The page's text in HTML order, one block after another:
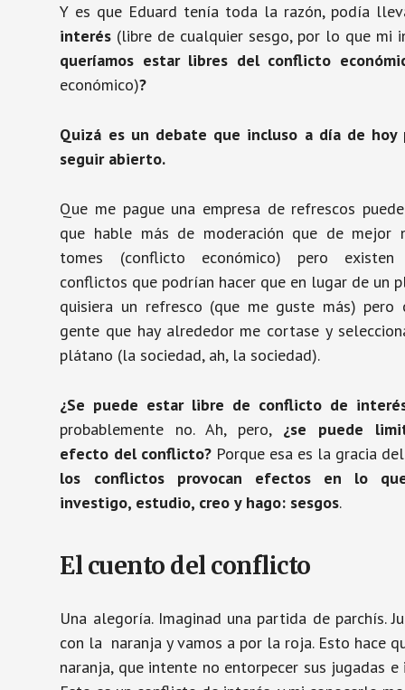
Y es que Eduard tenía toda la razón, podía
interés (libre de cualquier sesgo, por lo que mi
queríamos estar libres del conflicto
económico)?
Quizá es un debate que incluso a día de hoy
seguir abierto.
Que me pague una empresa de refrescos
que hable más de moderación que de mejor
tomes (conflicto económico) pero
conflictos que podrían hacer que en lugar de un
quisiera un refresco (que me guste más) pero
gente que hay alrededor me cortase y
plátano (la sociedad, ah, la sociedad).
¿Se puede estar libre de conflicto de
probablemente no. Ah, pero, ¿se puede
efecto del conflicto? Porque esa es la gracia
los conflictos provocan efectos en lo
investigo, estudio, creo y hago: sesgos.
El cuento del conflicto
Una alegoría. Imaginad una partida de parchís.
con la naranja y vamos a por la roja. Esto hace
naranja, que intente no entorpecer sus jugadas